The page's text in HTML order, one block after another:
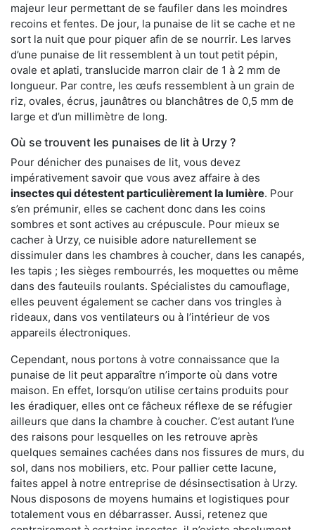
majeur leur permettant de se faufiler dans les moindres
recoins et fentes. De jour, la punaise de lit se cache et ne
sort la nuit que pour piquer afin de se nourrir. Les larves
d’une punaise de lit ressemblent à un tout petit pépin,
ovale et aplati, translucide marron clair de 1 à 2 mm de
longueur. Par contre, les œufs ressemblent à un grain de
riz, ovales, écrus, jaunâtres ou blanchâtres de 0,5 mm de
large et d’un millimètre de long.
Où se trouvent les punaises de lit à Urzy ?
Pour dénicher des punaises de lit, vous devez
impérativement savoir que vous avez affaire à des
insectes qui détestent particulièrement la lumière. Pour
s’en prémunir, elles se cachent donc dans les coins
sombres et sont actives au crépuscule. Pour mieux se
cacher à Urzy, ce nuisible adore naturellement se
dissimuler dans les chambres à coucher, dans les canapés,
les tapis ; les sièges rembourrés, les moquettes ou même
dans des fauteuils roulants. Spécialistes du camouflage,
elles peuvent également se cacher dans vos tringles à
rideaux, dans vos ventilateurs ou à l’intérieur de vos
appareils électroniques.
Cependant, nous portons à votre connaissance que la
punaise de lit peut apparaître n’importe où dans votre
maison. En effet, lorsqu’on utilise certains produits pour
les éradiquer, elles ont ce fâcheux réflexe de se réfugier
ailleurs que dans la chambre à coucher. C’est autant l’une
des raisons pour lesquelles on les retrouve après
quelques semaines cachées dans nos fissures de murs, du
sol, dans nos mobiliers, etc. Pour pallier cette lacune,
faites appel à notre entreprise de désinsectisation à Urzy.
Nous disposons de moyens humains et logistiques pour
totalement vous en débarrasser. Aussi, retenez que